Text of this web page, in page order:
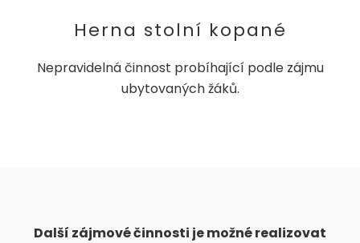
Herna stolní kopané
Nepravidelná činnost probíhající podle zájmu
ubytovaných žáků.
Další zájmové činnosti je možné realizovat